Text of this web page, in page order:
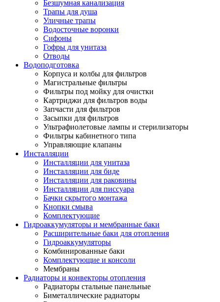
Безшумная канализация
Трапы для душа
Уличные трапы
Водосточные воронки
Сифоны
Гофры для унитаза
Отводы
Водоподготовка
Корпуса и колбы для фильтров
Магистральные фильтры
Фильтры под мойку для очистки
Картриджи для фильтров воды
Запчасти для фильтров
Засыпки для фильтров
Ультрафиолетовые лампы и стерилизаторы
Фильтры кабинетного типа
Управляющие клапаны
Инсталляции
Инсталляции для унитаза
Инсталляции для биде
Инсталляции для раковины
Инсталляции для писсуара
Бачки скрытого монтажа
Кнопки смыва
Комплектующие
Гидроаккумуляторы и мембранные баки
Расширительные баки для отопления
Гидроаккумуляторы
Комбинированные баки
Комплектующие и консоли
Мембраны
Радиаторы и конвекторы отопления
Радиаторы стальные панельные
Биметаллические радиаторы